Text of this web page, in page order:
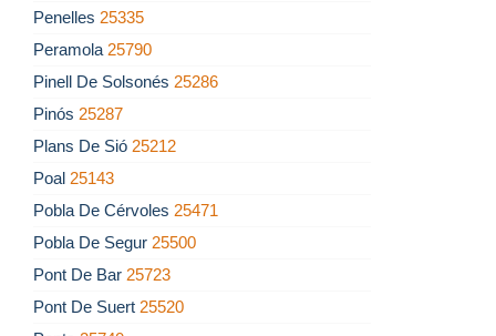
Penelles 25335
Peramola 25790
Pinell De Solsonés 25286
Pinós 25287
Plans De Sió 25212
Poal 25143
Pobla De Cérvoles 25471
Pobla De Segur 25500
Pont De Bar 25723
Pont De Suert 25520